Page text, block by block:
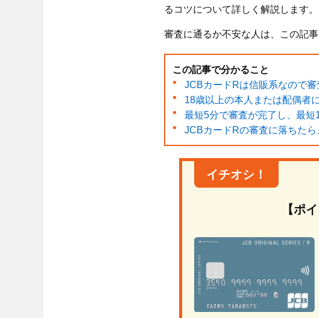
るコツについて詳しく解説します。
審査に通るか不安な人は、この記
この記事で分かること
JCBカードRは信販系なので
18歳以上の本人または配偶者
最短5分で審査が完了し、最短
JCBカードRの審査に落ちた
イチオシ！
【ポ